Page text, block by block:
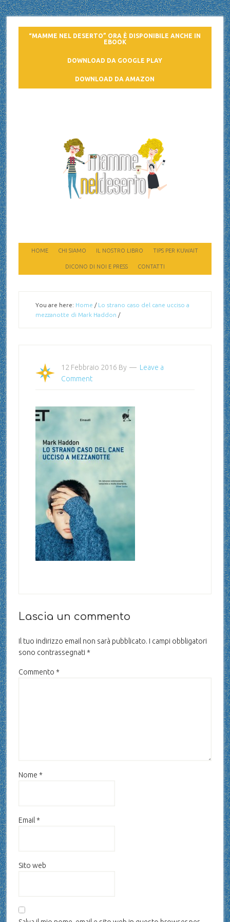
“MAMME NEL DESERTO” ORA È DISPONIBILE ANCHE IN
EBOOK
DOWNLOAD DA GOOGLE PLAY
DOWNLOAD DA AMAZON
HOME CHI SIAMO IL NOSTRO LIBRO TIPS PER KUWAIT
DICONO DI NOI E PRESS CONTATTI
You are here: Home / Lo strano caso del cane ucciso a
mezzanotte di Mark Haddon /
12 Febbraio 2016 By
Leave a
Comment
Lascia un commento
Il tuo indirizzo email non sarà pubblicato. I campi obbligatori
sono contrassegnati *
Commento *
Nome *
Email *
Sito web